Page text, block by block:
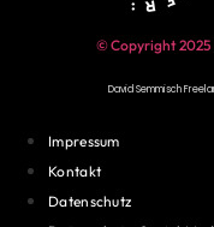
© Copyright 2025
David Semmisch
Impressum
Kontakt
Datenschutz